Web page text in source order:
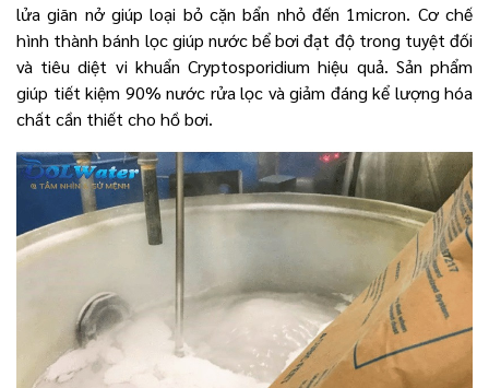
lửa giãn nở giúp loại bỏ cặn bẩn nhỏ đến 1micron. Cơ chế
hình thành bánh lọc giúp nước bể bơi đạt độ trong tuyệt đối
và tiêu diệt vi khuẩn Cryptosporidium hiệu quả. Sản phẩm
giúp tiết kiệm 90% nước rửa lọc và giảm đáng kể lượng hóa
chất cần thiết cho hồ bơi.